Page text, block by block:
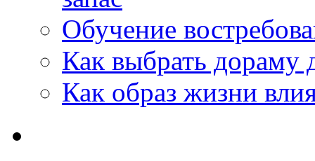
Обучение
Как выбрать дораму
Как образ жизни